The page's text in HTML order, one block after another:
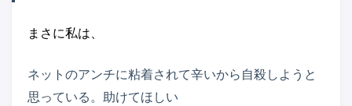
まさに私は、
ネットのアンチに粘着されて辛いから自殺しようと
思っている。助けてほしい